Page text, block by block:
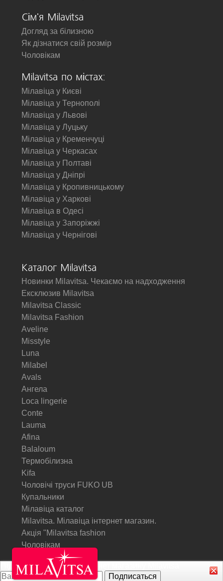
Сім'я Milavitsa
Догляд за білизною
Як дізнатися свій розмір
Чоловікам
Milavitsa по містах:
Мілавіца у Києві
Мілавіца у Тернополі
Мілавіца у Львові
Мілавіца у Луцьку
Мілавіца у Кременчуці
Мілавіца у Черкасах
Мілавіца у Полтаві
Мілавіца у Дніпрі
Мілавіца у Кропивницькому
Мілавіца у Харкові
Мілавіца в Одесі
Мілавіца у Запоріжжі
Мілавіца у Чернігові
Каталог Milavitsa
Новинки Milavitsa. Чекаємо на надходження
Ексклюзив Milavitsa
Milavitsa Classic
Milavitsa Fashion
Aveline
Misstyle
Luna
Milabel
Avals
Ангела
Loca lingerie
Conte
Lauma
Afina
Balaloum
Термобілизна
Kifa
Чоловічі труси FUKO UB
Купальники
Мілавіца каталог
Milavitsa. Мілавіца інтернет магазин.
Акція "Milavitsa fashion
Чоловікам
Підписатися на Акції інтернет магазину
© Milavitsa.